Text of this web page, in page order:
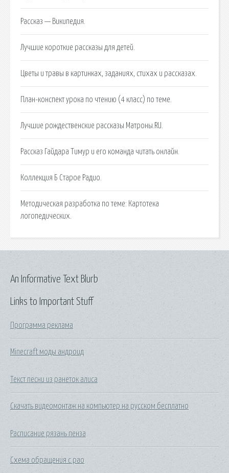
Рассказ — Википедия.
Лучшие короткие рассказы для детей.
Цветы и травы в картинках, заданиях, стихах и рассказах.
План-конспект урока по чтению (4 класс) по теме.
Лучшие рождественские рассказы Матроны.RU.
Рассказ Гайдара Тимур и его команда читать онлайн.
Коллекция Б Старое Радио.
Методическая разработка по теме: Картотека
логопедических.
Links to Important Stuff
Программа реклама
Minecraft моды андроид
Текст песни из ранеток алиса
Скачать видеомонтаж на компьютер на русском бесплатно
Расписание рязань пенза
Схема обращения с рао
An Informative Text Blurb